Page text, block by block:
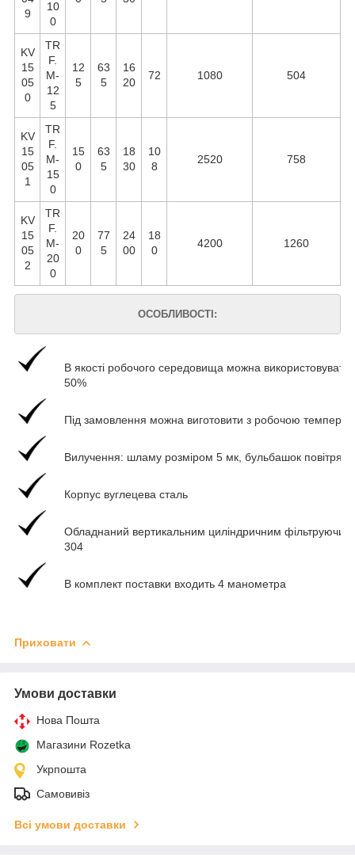
9
10
0
KV
15
05
0
TR
F.
М-
12
5
12
5
63
5
16
20
72 1080 504
KV
15
05
1
TR
F.
М-
15
0
15
0
63
5
18
30
10
8
2520 758
KV
15
05
2
TR
F.
М-
20
0
20
0
77
5
24
00
18
0
4200 1260
ОСОБЛИВОСТІ:
В якості робочого середовища можна використовувати
50%
Під замовлення можна виготовити з робочою
Вилучення: шламу розміром 5 мк, бульбашок повітря
Корпус вуглецева сталь
Обладнаний вертикальним циліндричним фільтруючим
304
В комплект поставки входить 4 манометра
Приховати
Умови доставки
Нова Пошта
Магазини Rozetka
Укрпошта
Самовивіз
Всі умови доставки